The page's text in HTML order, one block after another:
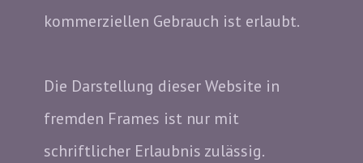
kommerziellen Gebrauch ist erlaubt.
Die Darstellung dieser Website in
fremden Frames ist nur mit
schriftlicher Erlaubnis zulässig.